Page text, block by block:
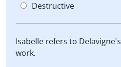
Destructive
Isabelle refers to Delavigne's
work.